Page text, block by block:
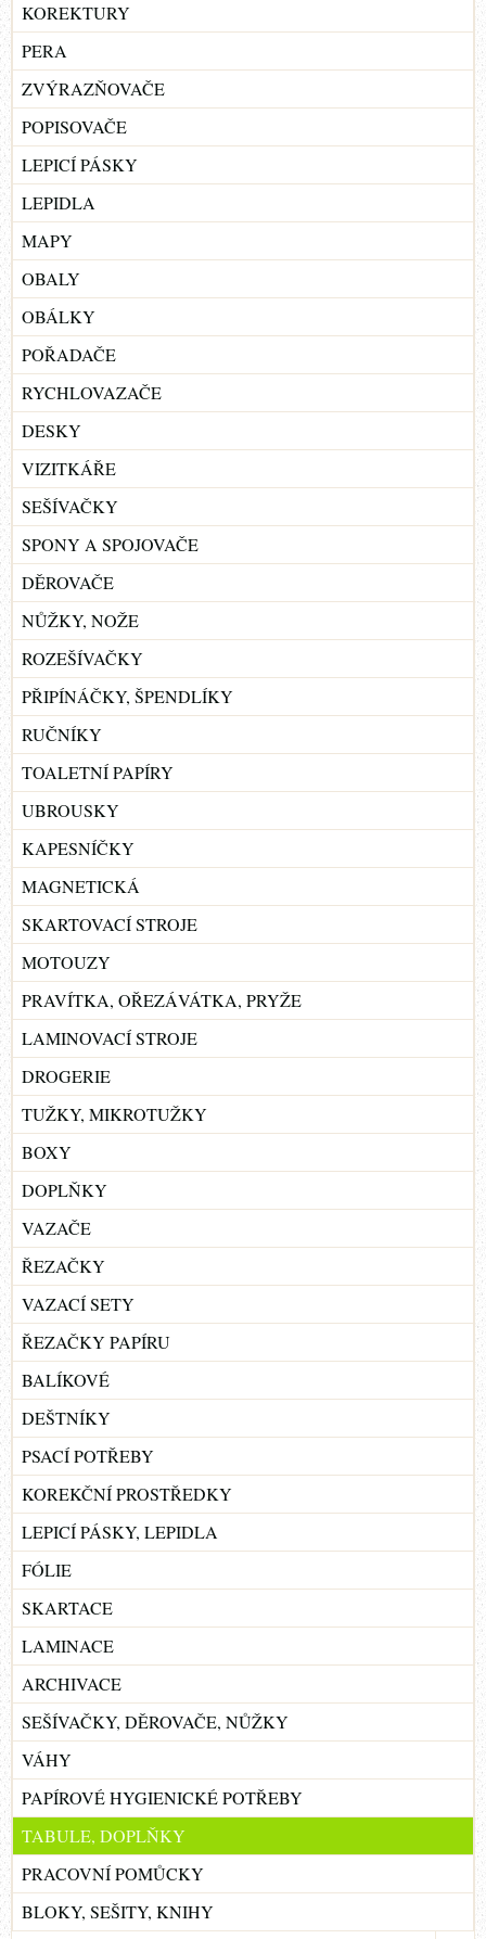
KOREKTURY
PERA
ZVÝRAZŇOVAČE
POPISOVAČE
LEPICÍ PÁSKY
LEPIDLA
MAPY
OBALY
OBÁLKY
POŘADAČE
RYCHLOVAZAČE
DESKY
VIZITKÁŘE
SEŠÍVAČKY
SPONY A SPOJOVAČE
DĚROVAČE
NŮŽKY, NOŽE
ROZEŠÍVAČKY
PŘIPÍNÁČKY, ŠPENDLÍKY
RUČNÍKY
TOALETNÍ PAPÍRY
UBROUSKY
KAPESNÍČKY
MAGNETICKÁ
SKARTOVACÍ STROJE
MOTOUZY
PRAVÍTKA, OŘEZÁVÁTKA, PRYŽE
LAMINOVACÍ STROJE
DROGERIE
TUŽKY, MIKROTUŽKY
BOXY
DOPLŇKY
VAZAČE
ŘEZAČKY
VAZACÍ SETY
ŘEZAČKY PAPÍRU
BALÍKOVÉ
DEŠTNÍKY
PSACÍ POTŘEBY
KOREKČNÍ PROSTŘEDKY
LEPICÍ PÁSKY, LEPIDLA
FÓLIE
SKARTACE
LAMINACE
ARCHIVACE
SEŠÍVAČKY, DĚROVAČE, NŮŽKY
VÁHY
PAPÍROVÉ HYGIENICKÉ POTŘEBY
TABULE, DOPLŇKY
PRACOVNÍ POMŮCKY
BLOKY, SEŠITY, KNIHY